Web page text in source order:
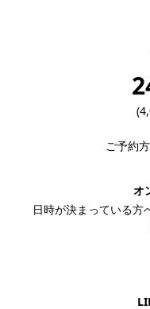
ご予約
オ
日時が決まっている方